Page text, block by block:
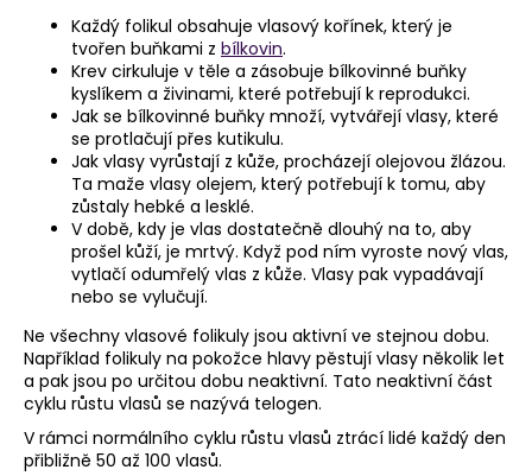
Každý folikul obsahuje vlasový kořínek, který je
tvořen buňkami z bílkovin.
Krev cirkuluje v těle a zásobuje bílkovinné buňky
kyslíkem a živinami, které potřebují k reprodukci.
Jak se bílkovinné buňky množí, vytvářejí vlasy, které
se protlačují přes kutikulu.
Jak vlasy vyrůstají z kůže, procházejí olejovou žlázou.
Ta maže vlasy olejem, který potřebují k tomu, aby
zůstaly hebké a lesklé.
V době, kdy je vlas dostatečně dlouhý na to, aby
prošel kůží, je mrtvý. Když pod ním vyroste nový vlas,
vytlačí odumřelý vlas z kůže. Vlasy pak vypadávají
nebo se vylučují.
Ne všechny vlasové folikuly jsou aktivní ve stejnou dobu.
Například folikuly na pokožce hlavy pěstují vlasy několik let
a pak jsou po určitou dobu neaktivní. Tato neaktivní část
cyklu růstu vlasů se nazývá telogen.
V rámci normálního cyklu růstu vlasů ztrácí lidé každý den
přibližně 50 až 100 vlasů.